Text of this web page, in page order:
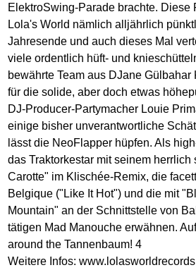
ElektroSwing-Parade brachte. Diese
Lola's World nämlich alljährlich
Jahresende und auch dieses Mal
viele ordentlich hüft- und
bewährte Team aus DJane Gülbahar
für die solide, aber doch etwas
DJ-Producer-Partymacher Louie
einige bisher unverantwortliche
lässt die NeoFlapper hüpfen. Als
das Traktorkestar mit seinem
Carotte" im Klischée-Remix, die
Belgique ("Like It Hot") und die mit
Mountain" an der Schnittstelle von
tätigen Mad Manouche erwähnen.
around the Tannenbaum! 4
Weitere Infos: